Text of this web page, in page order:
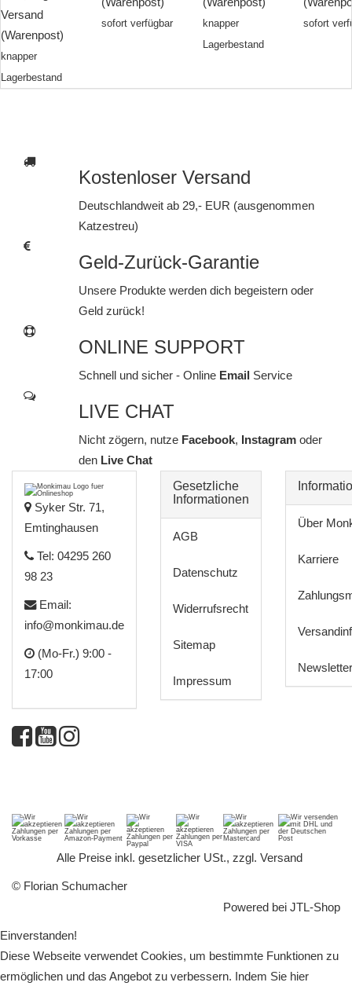
Versand
(Warenpost)
knapper
Lagerbestand
sofort verfügbar
knapper
Lagerbestand
sofort
Kostenloser Versand
Deutschlandweit ab 29,- EUR (ausgenommen
Katzestreu)
Geld-Zurück-Garantie
Unsere Produkte werden dich begeistern oder
Geld zurück!
ONLINE SUPPORT
Schnell und sicher - Online Email Service
LIVE CHAT
Nicht zögern, nutze Facebook, Instagram oder
denLive Chat
Syker Str. 71,
Emtinghausen
Tel: 04295 260
98 23
Email:
info@monkimau.de
(Mo-Fr.) 9:00 -
17:00
Gesetzliche
Informationen
AGB
Datenschutz
Widerrufsrecht
Sitemap
Impressum
Über
Karriere
Newsletter
Alle Preise inkl. gesetzlicher USt., zzgl. Versand
© Florian Schumacher
Powered bei JTL-Shop
Einverstanden!
Diese Webseite verwendet Cookies, um bestimmte Funktionen zu
ermöglichen und das Angebot zu verbessern. Indem Sie hier